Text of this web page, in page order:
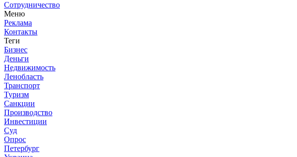
Сотрудничество
Меню
Реклама
Контакты
Теги
Бизнес
Деньги
Недвижимость
Ленобласть
Транспорт
Туризм
Санкции
Производство
Инвестиции
Суд
Опрос
Петербург